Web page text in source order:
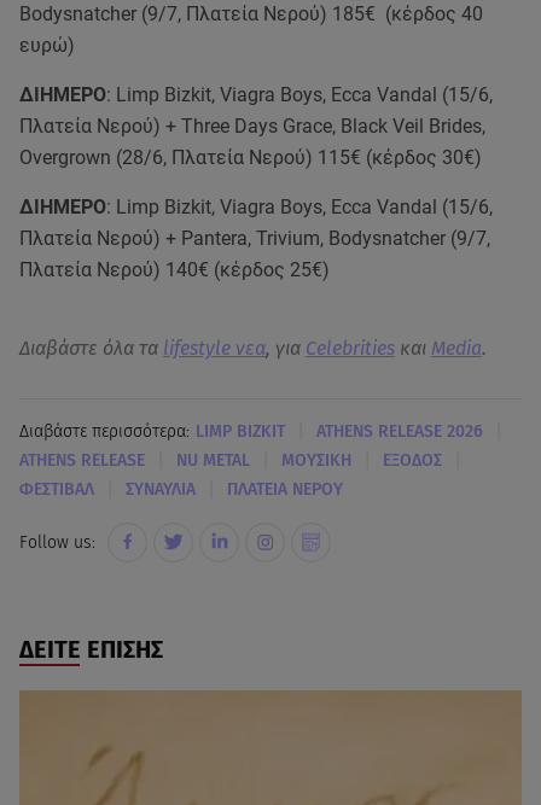
Bodysnatcher (9/7, Πλατεία Νερού) 185€ (κέρδος 40
ευρώ)
ΔΙΗΜΕΡΟ: Limp Bizkit, Viagra Boys, Ecca Vandal (15/6,
Πλατεία Νερού) + Three Days Grace, Black Veil Brides,
Overgrown (28/6, Πλατεία Νερού) 115€ (κέρδος 30€)
ΔΙΗΜΕΡΟ: Limp Bizkit, Viagra Boys, Ecca Vandal (15/6,
Πλατεία Νερού) + Pantera, Trivium, Bodysnatcher (9/7,
Πλατεία Νερού) 140€ (κέρδος 25€)
Διαβάστε όλα τα lifestyle νεα, για Celebrities και Media.
Διαβάστε περισσότερα: LIMP BIZKIT ATHENS RELEASE 2026
ATHENS RELEASE NU METAL ΜΟΥΣΙΚΗ ΕΞΟΔΟΣ
ΦΕΣΤΙΒΑΛ ΣΥΝΑΥΛΙΑ ΠΛΑΤΕΙΑ ΝΕΡΟΥ
Follow us:
ΔΕΙΤΕ ΕΠΙΣΗΣ